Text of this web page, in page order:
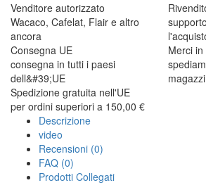
Venditore autorizzato
Wacaco, Cafelat, Flair e altro
ancora
Consegna UE
consegna in tutti i paesi
dell&#39;UE
Merci
Spedizione gratuita nell'UE
per ordini superiori a 150,00 €
Descrizione
video
Recensioni (0)
FAQ (0)
Prodotti Collegati